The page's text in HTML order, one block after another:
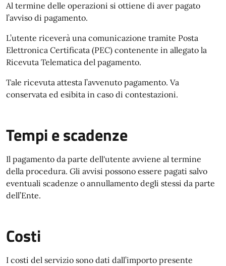
Al termine delle operazioni si ottiene di aver pagato
l’avviso di pagamento.
L’utente riceverà una comunicazione tramite Posta
Elettronica Certificata (PEC) contenente in allegato la
Ricevuta Telematica del pagamento.
Tale ricevuta attesta l’avvenuto pagamento. Va
conservata ed esibita in caso di contestazioni.
Tempi e scadenze
Il pagamento da parte dell'utente avviene al termine
della procedura. Gli avvisi possono essere pagati salvo
eventuali scadenze o annullamento degli stessi da parte
dell’Ente.
Costi
I costi del servizio sono dati dall’importo presente